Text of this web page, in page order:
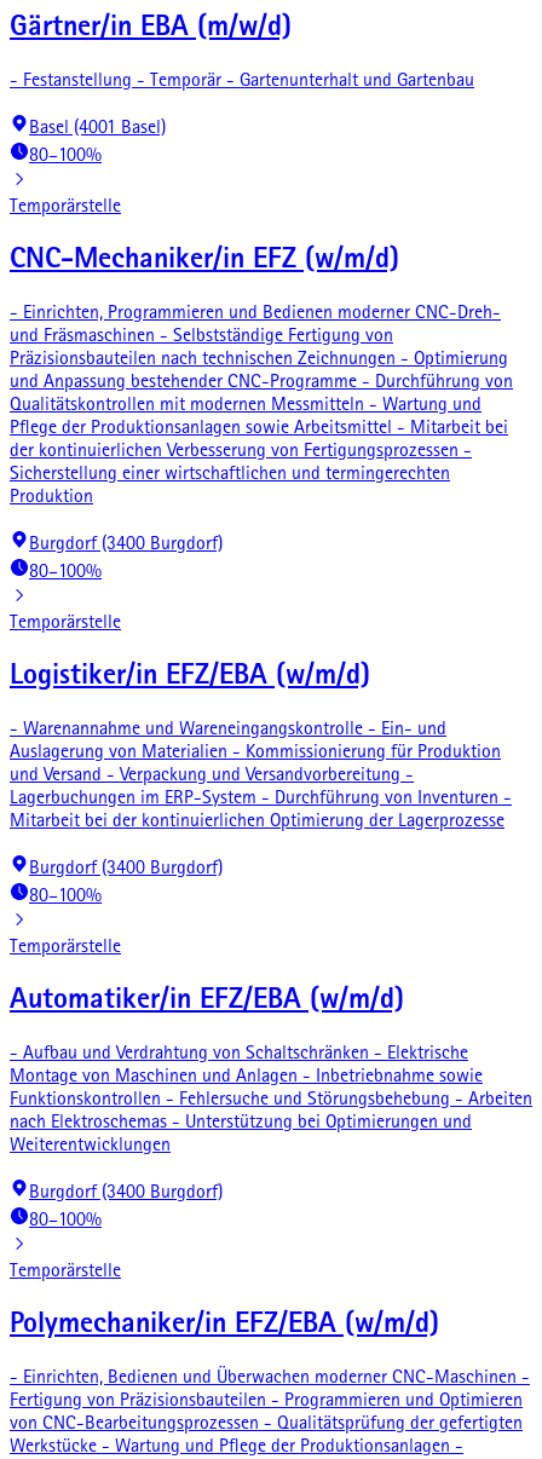
Gärtner/in EBA (m/w/d)
- Festanstellung - Temporär - Gartenunterhalt und Gartenbau
Basel (4001 Basel)
80–100%
Temporärstelle
CNC-Mechaniker/in EFZ (w/m/d)
- Einrichten, Programmieren und Bedienen moderner CNC-Dreh-
und Fräsmaschinen - Selbstständige Fertigung von
Präzisionsbauteilen nach technischen Zeichnungen - Optimierung
und Anpassung bestehender CNC-Programme - Durchführung von
Qualitätskontrollen mit modernen Messmitteln - Wartung und
Pflege der Produktionsanlagen sowie Arbeitsmittel - Mitarbeit bei
der kontinuierlichen Verbesserung von Fertigungsprozessen -
Sicherstellung einer wirtschaftlichen und termingerechten
Produktion
Burgdorf (3400 Burgdorf)
80–100%
Temporärstelle
Logistiker/in EFZ/EBA (w/m/d)
- Warenannahme und Wareneingangskontrolle - Ein- und
Auslagerung von Materialien - Kommissionierung für Produktion
und Versand - Verpackung und Versandvorbereitung -
Lagerbuchungen im ERP-System - Durchführung von Inventuren -
Mitarbeit bei der kontinuierlichen Optimierung der Lagerprozesse
Burgdorf (3400 Burgdorf)
80–100%
Temporärstelle
Automatiker/in EFZ/EBA (w/m/d)
- Aufbau und Verdrahtung von Schaltschränken - Elektrische
Montage von Maschinen und Anlagen - Inbetriebnahme sowie
Funktionskontrollen - Fehlersuche und Störungsbehebung - Arbeiten
nach Elektroschemas - Unterstützung bei Optimierungen und
Weiterentwicklungen
Burgdorf (3400 Burgdorf)
80–100%
Temporärstelle
Polymechaniker/in EFZ/EBA (w/m/d)
- Einrichten, Bedienen und Überwachen moderner CNC-Maschinen -
Fertigung von Präzisionsbauteilen - Programmieren und Optimieren
von CNC-Bearbeitungsprozessen - Qualitätsprüfung der gefertigten
Werkstücke - Wartung und Pflege der Produktionsanlagen -